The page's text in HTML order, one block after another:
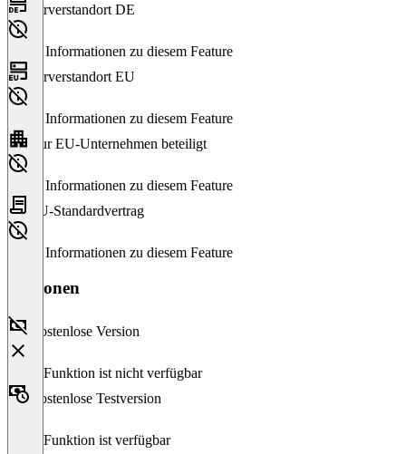
Serverstandort DE
Keine Informationen zu diesem Feature
Serverstandort EU
Keine Informationen zu diesem Feature
Nur EU-Unternehmen beteiligt
Keine Informationen zu diesem Feature
EU-Standardvertrag
Keine Informationen zu diesem Feature
Versionen
Kostenlose Version
Diese Funktion ist nicht verfügbar
Kostenlose Testversion
Diese Funktion ist verfügbar